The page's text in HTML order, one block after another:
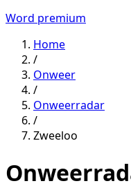
Word premium
Home
/
Onweer
/
Onweerradar
/
Zweeloo